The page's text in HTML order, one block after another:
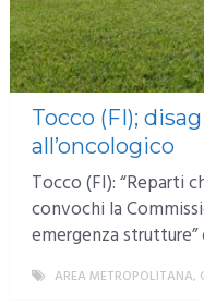
Tocco (FI);
all’oncologico
Tocco (FI): “Reparti
convochi la
emergenza
AREA METROPOLITANA,